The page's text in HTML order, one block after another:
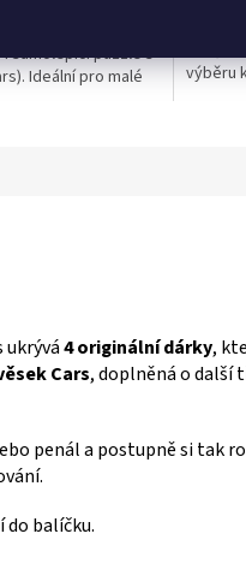
obsahuje více
samolepicí puzzle s
Ideální pro malé
výběru
4 originální dárky,
Cars, doplněná o další
penál a postupně si tak
do balíčku.